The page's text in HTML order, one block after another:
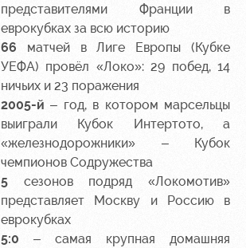
представителями Франции в
еврокубках за всю историю
66 матчей в Лиге Европы (Кубке
УЕФА) провёл «Локо»: 29 побед, 14
ничьих и 23 поражения
2005-й – год, в котором марсельцы
выиграли Кубок Интертото, а
«железнодорожники» – Кубок
чемпионов Содружества
5 сезонов подряд «Локомотив»
представляет Москву и Россию в
еврокубках
5:0 – самая крупная домашняя